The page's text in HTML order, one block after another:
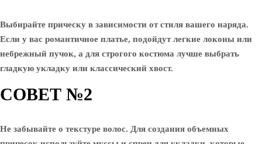
Выбирайте прическу в зависимости от стиля вашего наряда.
Если у вас романтичное платье, подойдут легкие локоны или
небрежный пучок, а для строгого костюма лучше выбрать
гладкую укладку или классический хвост.
СОВЕТ №2
Не забывайте о текстуре волос. Для создания объемных